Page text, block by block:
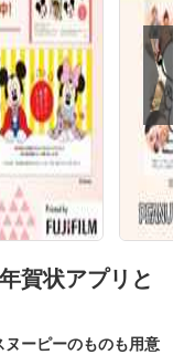
賀状アプリと
ーピーのものも用意